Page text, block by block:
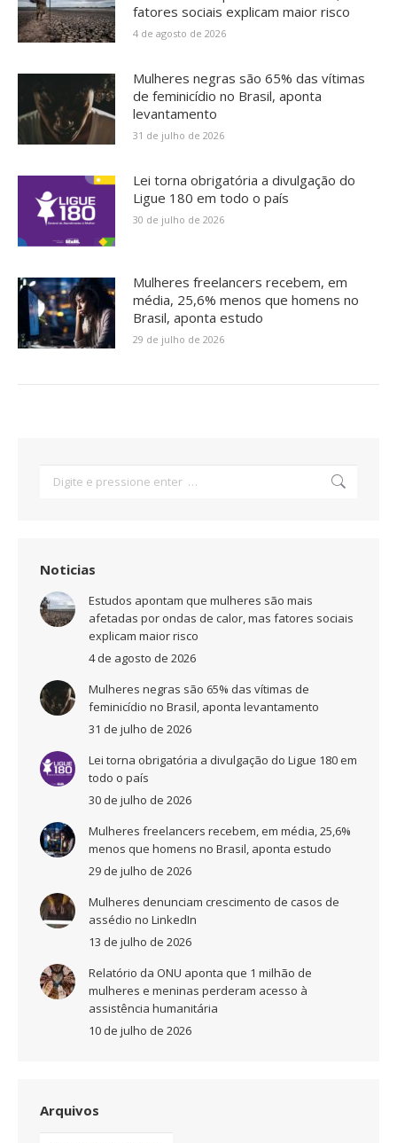
fatores sociais explicam maior risco
4 de agosto de 2026
Mulheres negras são 65% das vítimas
de feminicídio no Brasil, aponta
levantamento
31 de julho de 2026
Lei torna obrigatória a divulgação do
Ligue 180 em todo o país
30 de julho de 2026
Mulheres freelancers recebem, em
média, 25,6% menos que homens no
Brasil, aponta estudo
29 de julho de 2026
Noticias
Estudos apontam que mulheres são mais
afetadas por ondas de calor, mas fatores sociais
explicam maior risco
4 de agosto de 2026
Mulheres negras são 65% das vítimas de
feminicídio no Brasil, aponta levantamento
31 de julho de 2026
Lei torna obrigatória a divulgação do Ligue 180 em
todo o país
30 de julho de 2026
Mulheres freelancers recebem, em média, 25,6%
menos que homens no Brasil, aponta estudo
29 de julho de 2026
Mulheres denunciam crescimento de casos de
assédio no LinkedIn
13 de julho de 2026
Relatório da ONU aponta que 1 milhão de
mulheres e meninas perderam acesso à
assistência humanitária
10 de julho de 2026
Arquivos